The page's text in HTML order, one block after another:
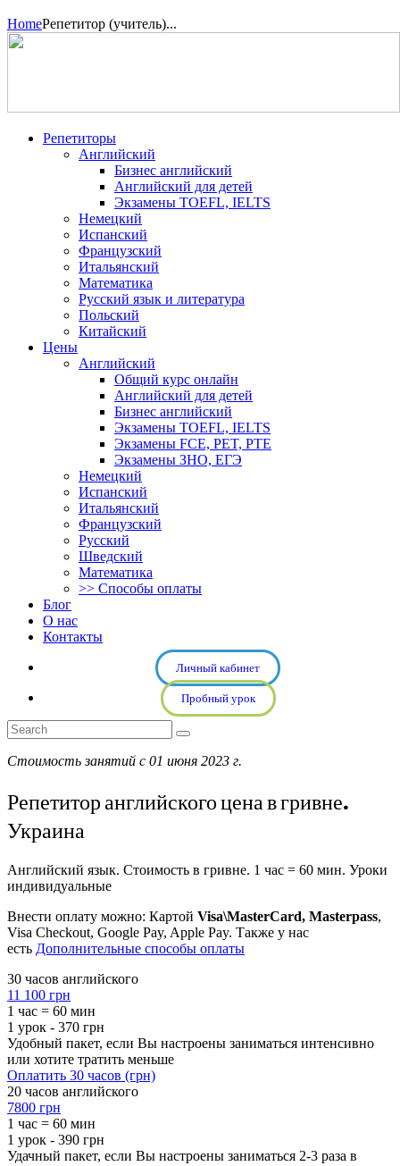
HomeРепетитор (учитель)...
Репетиторы
Английский
Бизнес английский
Английский для детей
Экзамены TOEFL, IELTS
Немецкий
Испанский
Французский
Итальянский
Математика
Русский язык и литература
Польский
Китайский
Цены
Английский
Общий курс онлайн
Английский для детей
Бизнес английский
Экзамены TOEFL, IELTS
Экзамены FCE, PET, PTE
Экзамены ЗНО, ЕГЭ
Немецкий
Испанский
Итальянский
Французский
Русский
Шведский
Математика
>> Способы оплаты
Блог
О нас
Контакты
Личный кабинет
Пробный урок
Стоимость занятий с 01 июня 2023 г.
Репетитор английского цена в гривне.
Украина
Английский язык. Стоимость в гривне. 1 час = 60 мин. Уроки
индивидуальные
Внести оплату можно: Картой Visa\MasterCard, Masterpass,
Visa Checkout, Google Pay, Apple Pay. Также у нас
есть Дополнительные способы оплаты
30 часов английского
11 100 грн
1 час = 60 мин
1 урок - 370 грн
Удобный пакет, если Вы настроены заниматься интенсивно
или хотите тратить меньше
Оплатить 30 часов (грн)
20 часов английского
7800 грн
1 час = 60 мин
1 урок - 390 грн
Удачный пакет, если Вы настроены заниматься 2-3 раза в